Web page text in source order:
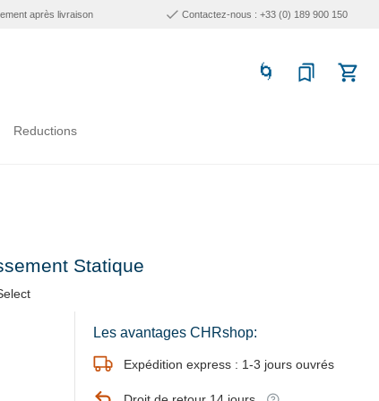
après livraison Contactez-nous : +33 (0) 189 900 150
Reductions
Statique
Les avantages CHRshop:
Expédition express : 1-3 jours ouvrés